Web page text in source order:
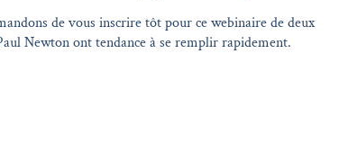
de vous inscrire tôt pour ce webinaire de deux
Newton ont tendance à se remplir rapidement.